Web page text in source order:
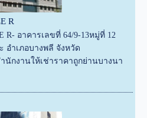
R
R- อาคารเลขที่ 64/9-13หมู่ที่ 12
อำเภอบางพลี จังหวัด
นักงานให้เช่าราคาถูกย่านบางนา